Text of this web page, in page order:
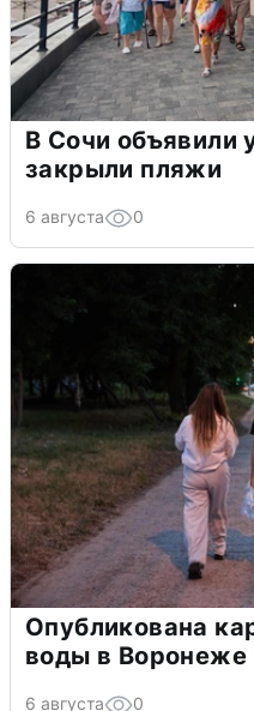
В Сочи объявили
закрыли пляжи
6 августа 0
Опубликована
воды в Воронеже
6 августа 0